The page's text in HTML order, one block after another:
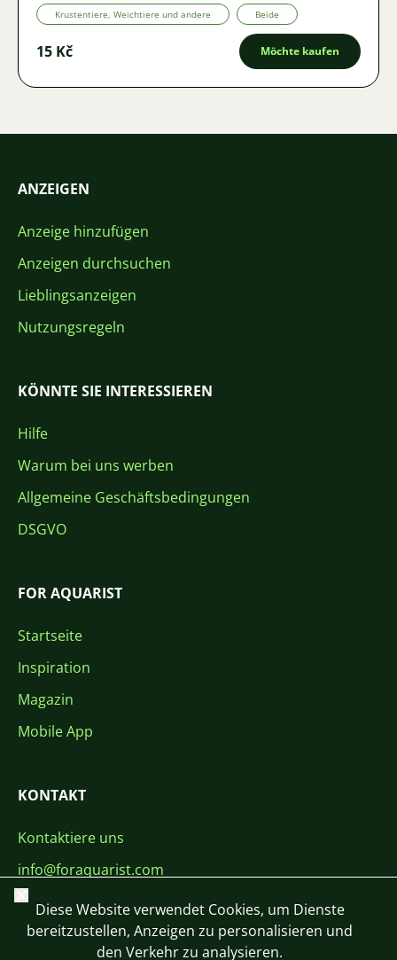
Krustentiere, Weichtiere und andere Beide
15 Kč Möchte kaufen
ANZEIGEN
Anzeige hinzufügen
Anzeigen durchsuchen
Lieblingsanzeigen
Nutzungsregeln
KÖNNTE SIE INTERESSIEREN
Hilfe
Warum bei uns werben
Allgemeine Geschäftsbedingungen
DSGVO
FOR AQUARIST
Startseite
Inspiration
Magazin
Mobile App
KONTAKT
Kontaktiere uns
info@foraquarist.com
+420 603 449 602
Schließen
Diese Website verwendet Cookies, um Dienste
bereitzustellen, Anzeigen zu personalisieren und
den Verkehr zu analysieren.